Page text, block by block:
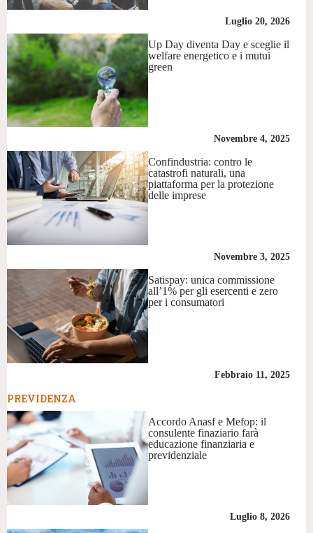
Luglio 20, 2026
Up Day diventa Day e sceglie il
welfare energetico e i mutui
green
Novembre 4, 2025
Confindustria: contro le
catastrofi naturali, una
piattaforma per la protezione
delle imprese
Novembre 3, 2025
Satispay: unica commissione
all’1% per gli esercenti e zero
per i consumatori
Febbraio 11, 2025
PREVIDENZA
Accordo Anasf e Mefop: il
consulente finaziario farà
educazione finanziaria e
previdenziale
Luglio 8, 2026